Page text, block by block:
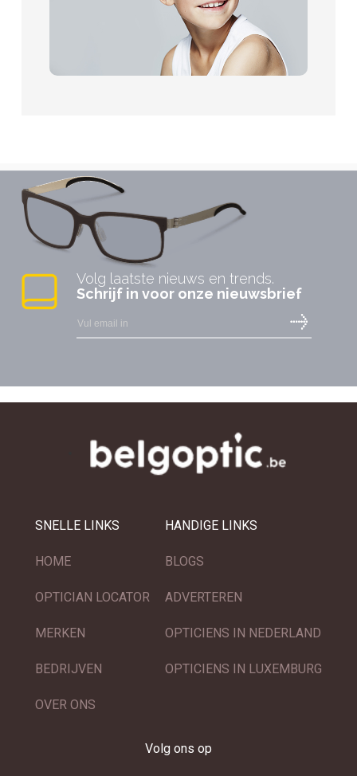
Volg laatste nieuws en trends.
Schrijf in voor onze nieuwsbrief
SNELLE LINKS
HOME
OPTICIAN LOCATOR
MERKEN
BEDRIJVEN
OVER ONS
HANDIGE LINKS
BLOGS
ADVERTEREN
OPTICIENS IN NEDERLAND
OPTICIENS IN LUXEMBURG
Volg ons op